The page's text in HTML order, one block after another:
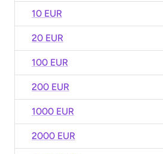
10 EUR
20 EUR
100 EUR
200 EUR
1000 EUR
2000 EUR